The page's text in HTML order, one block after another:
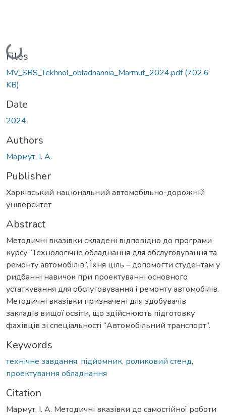
Loading...
Files
MV_SRS_Tekhnol_obladnannia_Marmut_2024.pdf(702.6
KB)
Date
2024
Authors
Мармут, І. А.
Publisher
Харківський національний автомобільно-дорожній
університет
Abstract
Методичні вказівки складені відповідно до програми
курсу “Технологічне обладнання для обслуговування та
ремонту автомобілів”. Їхня ціль – допомогти студентам у
ридбанні навичок при проектуванні основного
устаткування для обслуговування і ремонту автомобілів.
Методичні вказівки призначені для здобувачів
закладів вищої освіти, що здійснюють підготовку
фахівців зі спеціальності “Автомобільний транспорт”.
Keywords
технічне завдання, підйомник, роликовий стенд,
проектування обладнання
Citation
Мармут, І. А. Методичні вказівки до самостійної роботи